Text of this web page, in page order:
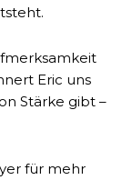
Eric uns
Stärke gibt –
für mehr